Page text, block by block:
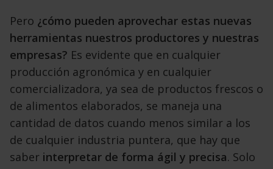
Pero ¿cómo pueden aprovechar estas nuevas
herramientas nuestros productores y nuestras
empresas? Es evidente que en cualquier
producción agronómica y en cualquier
comercializadora, ya sea de productos frescos o
de alimentos elaborados, se maneja una
cantidad de datos cuando menos similar a los
de cualquier industria puntera, que hay que
saber interpretar de forma ágil y precisa. Solo